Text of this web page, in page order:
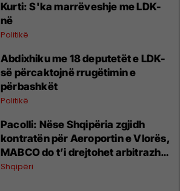
Kurti: S'ka marrëveshje me LDK-
në
Politikë
Abdixhiku me 18 deputetët e LDK-
së përcaktojnë rrugëtimin e
përbashkët
Politikë
Pacolli: Nëse Shqipëria zgjidh
kontratën për Aeroportin e Vlorës,
MABCO do t’i drejtohet arbitrazhit
ndërkombëtar
Shqipëri